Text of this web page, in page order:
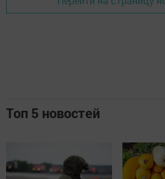
Топ 5 новостей